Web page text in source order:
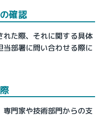
確認
た際、それに関する具体
部署に問い合わせる際に
門家や技術部門からの支